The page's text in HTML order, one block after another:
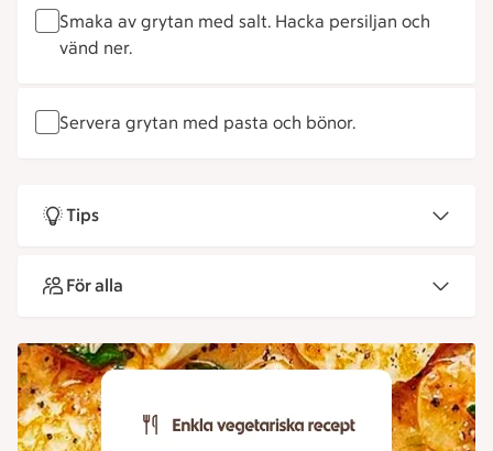
Smaka av grytan med salt. Hacka persiljan och
vänd ner.
Servera grytan med pasta och bönor.
Tips
För alla